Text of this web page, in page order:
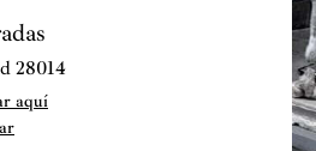
28014
aquí